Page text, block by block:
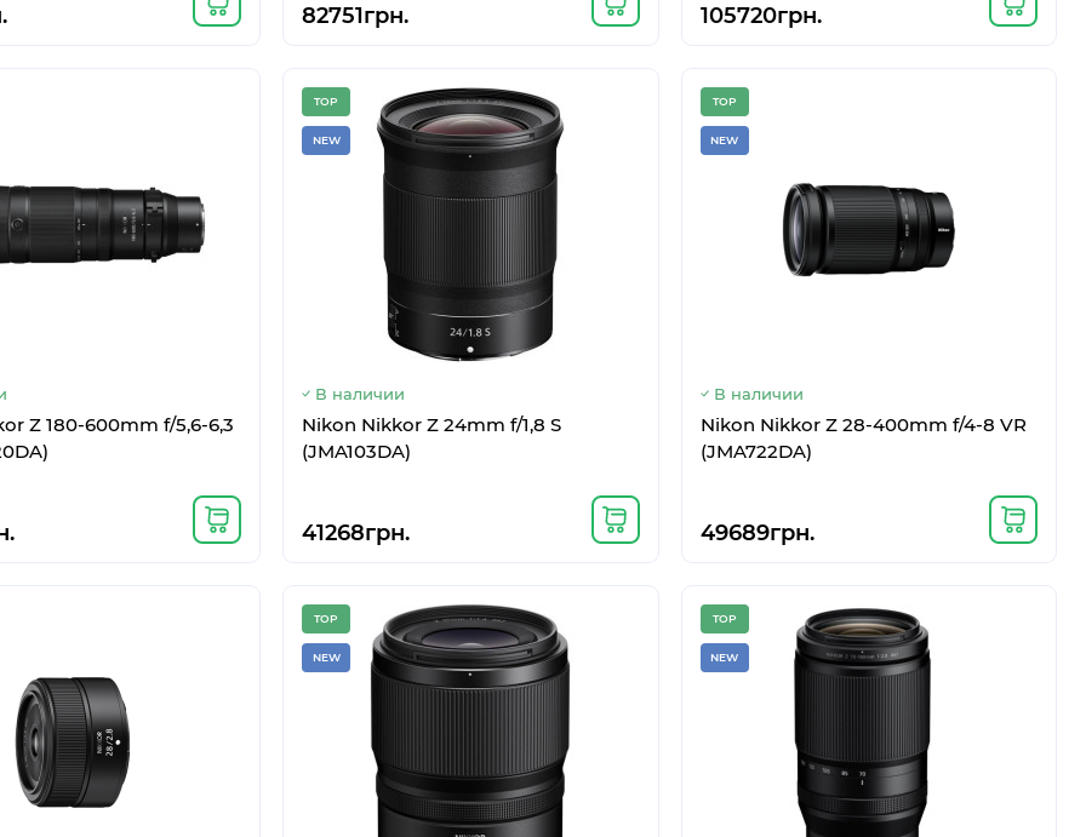
В наличии
Samsung Galaxy Flip 5G SM-F707
32293грн. 14177грн.
82751грн. 105720грн.
Z 180-600mm f/5,6-6,3
TOP
NEW
В наличии
Nikon Nikkor Z 24mm f/1,8 S
(JMA103DA)
41268грн.
TOP
NEW
В наличии
Nikon Nikkor Z 28-400mm f/4-8 VR
(JMA722DA)
49689грн.
TOP
NEW
TOP
NEW